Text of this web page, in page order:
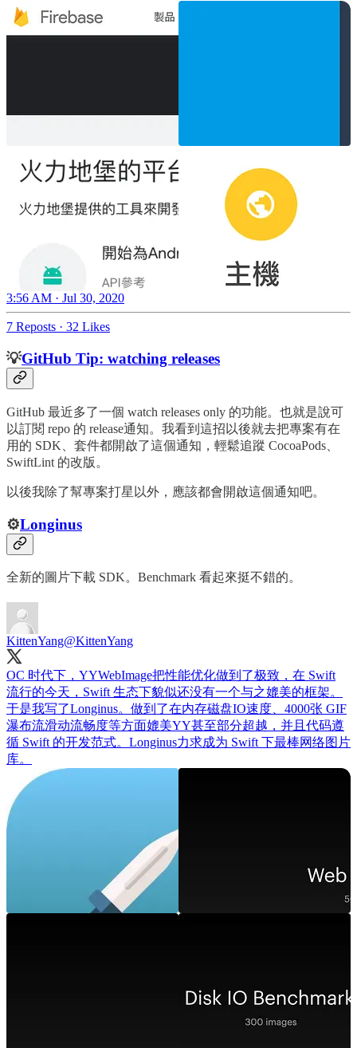
3:56 AM · Jul 30, 2020
7 Reposts · 32 Likes
💡GitHub Tip: watching releases
GitHub 最近多了一個 watch releases only 的功能。也就是說可
以訂閱 repo 的 release通知。我看到這招以後就去把專案有在
用的 SDK、套件都開啟了這個通知，輕鬆追蹤 CocoaPods、
SwiftLint 的改版。
以後我除了幫專案打星以外，應該都會開啟這個通知吧。
⚙️Longinus
全新的圖片下載 SDK。Benchmark 看起來挺不錯的。
KittenYang@KittenYang
OC 时代下，YYWebImage把性能优化做到了极致，在 Swift
流行的今天，Swift 生态下貌似还没有一个与之媲美的框架。
于是我写了Longinus。做到了在内存磁盘IO速度、4000张 GIF
瀑布流滑动流畅度等方面媲美YY甚至部分超越，并且代码遵
循 Swift 的开发范式。Longinus力求成为 Swift 下最棒网络图片
库。